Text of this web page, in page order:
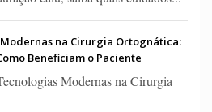
na Cirurgia Ortognática:
Beneficiam o Paciente
Modernas na Cirurgia